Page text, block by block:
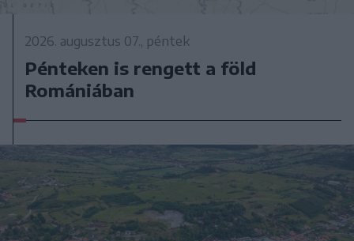
2026. augusztus 07., péntek
Pénteken is rengett a föld
Romániában